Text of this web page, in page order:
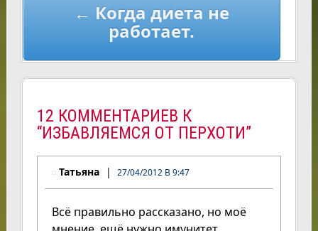
← Когда диета не
работает.
12 КОММЕНТАРИЕВ К
“ИЗБАВЛЯЕМСЯ ОТ ПЕРХОТИ”
Татьяна 27/04/2012 В 9:47
Всё правильно рассказано, но моё